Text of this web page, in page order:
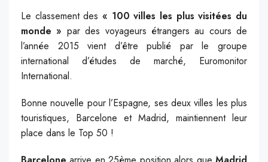
Le classement des « 100 villes les plus visitées du
monde » par des voyageurs étrangers au cours de
l’année 2015 vient d’être publié par le groupe
international d’études de marché, Euromonitor
International.
Bonne nouvelle pour l’Espagne, ses deux villes les plus
touristiques, Barcelone et Madrid, maintiennent leur
place dans le Top 50 !